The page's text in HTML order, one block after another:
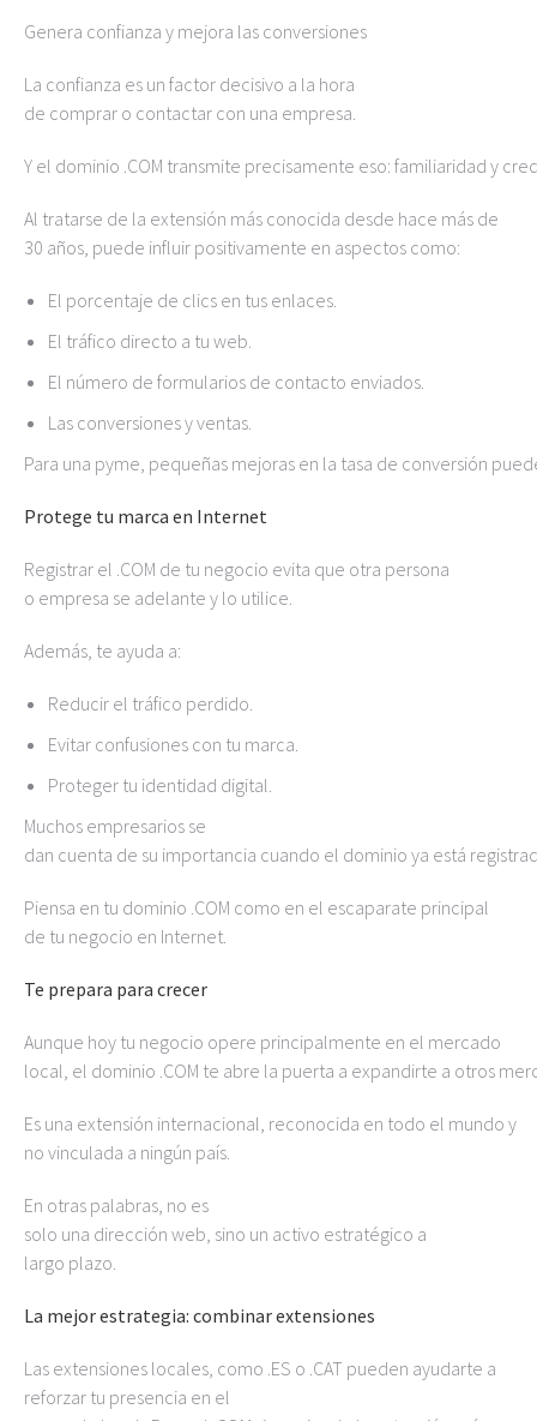
Genera confianza y mejora las conversiones
La confianza es un factor decisivo a la hora
de comprar o contactar con una empresa.
Y el dominio .COM transmite precisamente eso: familiaridad y
Al tratarse de la extensión más conocida desde hace más de
30 años, puede influir positivamente en aspectos como:
El porcentaje de clics en tus enlaces.
El tráfico directo a tu web.
El número de formularios de contacto enviados.
Las conversiones y ventas.
Para una pyme, pequeñas mejoras en la tasa de conversión
Protege tu marca en Internet
Registrar el .COM de tu negocio evita que otra persona
o empresa se adelante y lo utilice.
Además, te ayuda a:
Reducir el tráfico perdido.
Evitar confusiones con tu marca.
Proteger tu identidad digital.
Muchos empresarios se
dan cuenta de su importancia cuando el dominio ya está
Piensa en tu dominio .COM como en el escaparate principal
de tu negocio en Internet.
Te prepara para crecer
Aunque hoy tu negocio opere principalmente en el mercado
local, el dominio .COM te abre la puerta a expandirte a otros
Es una extensión internacional, reconocida en todo el mundo y
no vinculada a ningún país.
En otras palabras, no es
solo una dirección web, sino un activo estratégico a
largo plazo.
La mejor estrategia: combinar extensiones
Las extensiones locales, como .ES o .CAT pueden ayudarte a
reforzar tu presencia en el